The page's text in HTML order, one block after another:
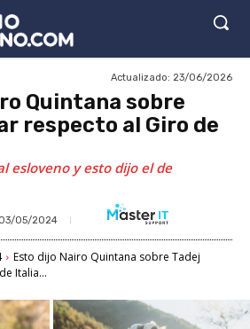
Actualizado: 23/06/2026
Quintana sobre
respecto al Giro de
esloveno y esto dijo el de
03/05/2024
Esto dijo Nairo Quintana sobre Tadej
Italia...